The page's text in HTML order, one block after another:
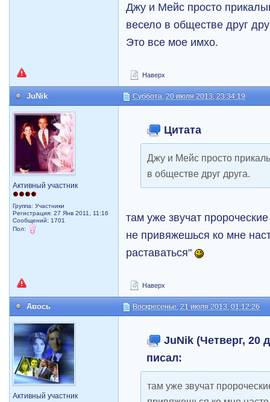
Джу и Мейс просто
весело в обществе друг
Это все мое имхо.
Наверх
JuNik Суббота, 20 июля 2013, 23:34:19
Активный участник
Группа: Участники
Регистрация: 27 Янв 2011, 11:16
Сообщений: 1701
Пол:
Цитата
Джу и Мейс просто
в обществе друг друга.
там уже звучат
не привяжешься ко мне
раставаться"
Наверх
Авось Воскресенье, 21 июля 2013, 01:12:26
Активный участник
JuNik (Четверг, 20
писал:
там уже звучат